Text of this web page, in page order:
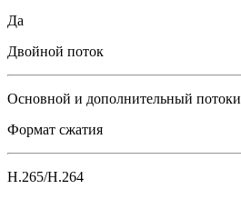
Да
Двойной поток
Основной и дополнительный потоки
Формат сжатия
H.265/H.264